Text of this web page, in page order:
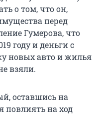
о том, что он,
перед
Гумерова, что
году и деньги с
новых авто и жилья
взяли.
оставшись на
повлиять на ход